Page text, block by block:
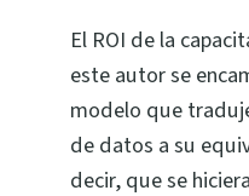
El ROI de la
este autor se
modelo que
de datos a su
decir, que se